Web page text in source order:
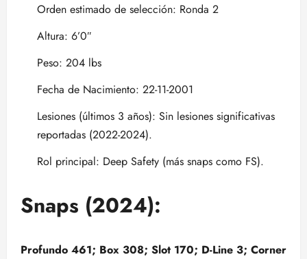
Orden estimado de selección: Ronda 2
Altura: 6’0″
Peso: 204 lbs
Fecha de Nacimiento: 22-11-2001
Lesiones (últimos 3 años): Sin lesiones significativas
reportadas (2022-2024).
Rol principal: Deep Safety (más snaps como FS).
Snaps (2024):
Profundo 461; Box 308; Slot 170; D-Line 3; Corner